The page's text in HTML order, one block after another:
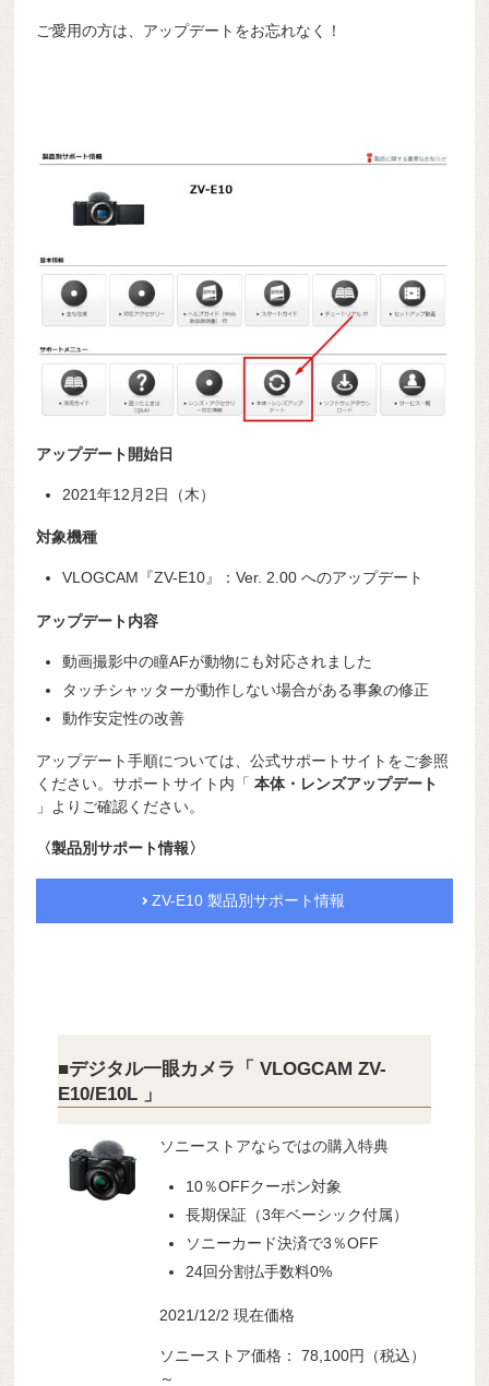
ご愛用の方は、アップデートをお忘れなく！
アップデート開始日
2021年12月2日（木）
対象機種
VLOGCAM『ZV-E10』：Ver. 2.00 へのアップデート
アップデート内容
動画撮影中の瞳AFが動物にも対応されました
タッチシャッターが動作しない場合がある事象の修正
動作安定性の改善
アップデート手順については、公式サポートサイトをご参照
ください。サポートサイト内「本体・レンズアップデート
」よりご確認ください。
〈製品別サポート情報〉
ZV-E10 製品別サポート情報
■デジタル一眼カメラ「 VLOGCAM ZV-
E10/E10L 」
ソニーストアならではの購入特典
10％OFFクーポン対象
長期保証（3年ベーシック付属）
ソニーカード決済で3％OFF
24回分割払手数料0%
2021/12/2 現在価格
ソニーストア価格： 78,100円（税込）
～